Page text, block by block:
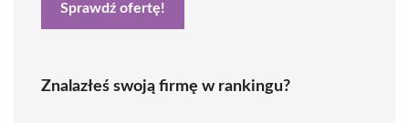
Sprawdź ofertę!
Znalazłeś swoją firmę w rankingu?